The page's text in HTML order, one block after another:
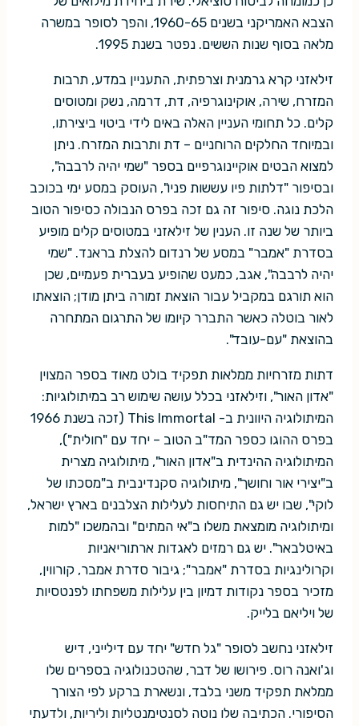
הצבא האמריקני בשנים 1960-65, והפך לסופר במשרה
מלאה בסוף שנות הששים. נפטר בשנת 1995.
זילאזני קרא גרמנית וצרפתית, התעניין במדע, תרבות
המזרח, שירה, אוקינוגרפיה, דת, דרמה, נשק ומטוסים
קלים. כל תחומי העניין האלה באים לידי ביטוי ביצירתו,
ובמיוחד החלקים הרוחניים – דת ותרבות המזרח. ניתן
למצוא הבטים אוקיינוגרפיים בספר "שמי יהיה לרבבה",
ובסיפור "דלתות פיו עששות פניו", העוסק במסע ימי בכוכב
הלכת נוגה. סיפור זה גם זכה בפרס הנבולה כסיפור הטוב
ביותר של שנה זו. הענין של זילאזני במטוסים קלים מופיע
בסדרת "אמבר" במסע של רנדום להצלת בראנד. "שמי
יהיה לרבבה", אגב, כמעט שהופיע בעברית פעמיים, שכן
הוא תורגם במקביל עבור הוצאת זמורה ביתן מודן; הוצאתו
לאור בוטלה כאשר התברר קיומו של התרגום המתחרה
בהוצאת "עם-עובד".
דתות מזרחיות ממלאות תפקיד בולט מאוד בספר המצוין
"אדון האור", וזילאזני בכלל עושה שימוש רב במיתולוגיות:
המיתולוגיה היוונית ב- This Immortal (זכה בשנת 1966
בפרס ההוגו כספר המד"ב הטוב – יחד עם "חולית"),
המיתולוגיה ההינדית ב"אדון האור", מיתולוגיה מצרית
ב"יצירי אור וחושך", מיתולוגיה סקנדינבית ב"מסכתו של
לוקי", שבו יש גם התיחסות לעלילות הצלבנים בארץ ישראל,
ומיתולוגיה מומצאת משלו ב"אי המתים" ובהמשכו "למות
באיטלבאר". יש גם רמזים לאגדות ארתוריאניות
וקרולינגיות בסדרת "אמבר"; גיבור סדרת אמבר, קורווין,
מזכיר בספר נקודות דמיון בין עלילות משפחתו לפנטסיות
של ויליאם בלייק.
זילאזני נחשב לסופר "גל חדש" יחד עם דילייני, דיש
וג'ואנה רוס. פירושו של דבר, שהטכנולוגיה בספרים שלו
ממלאת תפקיד משני בלבד, ונשארת ברקע לפי הצורך
הסיפורי. הכתיבה שלו נוטה לסנטימנטליות וליריות, ולדעתי